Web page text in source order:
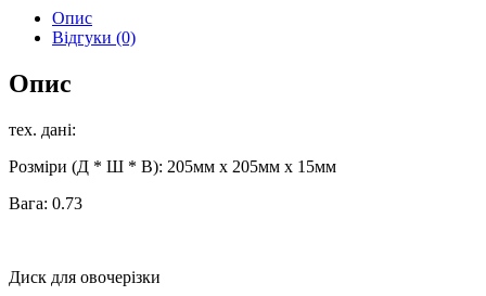
Опис
Відгуки (0)
Опис
тех. дані:
Розміри (Д * Ш * В): 205мм x 205мм x 15мм
Вага: 0.73
Диск для овочерізки